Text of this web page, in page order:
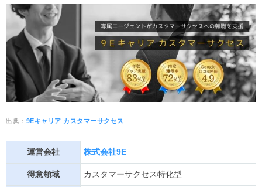
出典： 9Eキャリア カスタマーサクセス
運営会社 株式会社9E
得意領域 カスタマーサクセス特化型